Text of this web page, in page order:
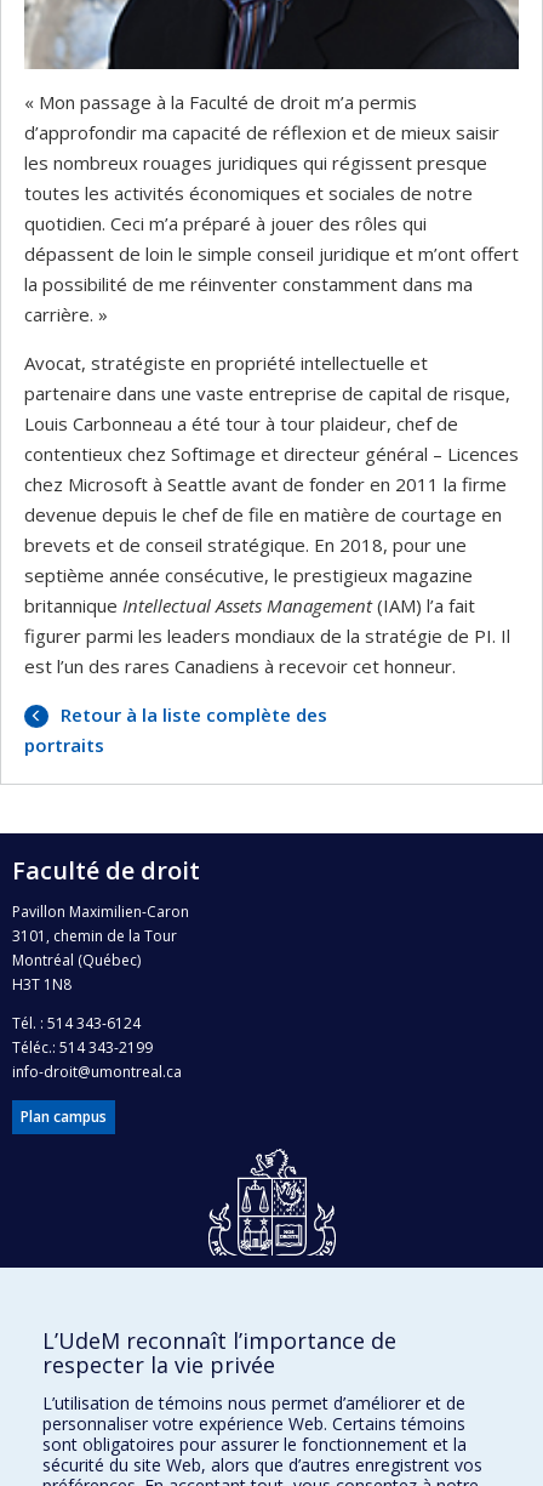
« Mon passage à la Faculté de droit m’a permis
d’approfondir ma capacité de réflexion et de mieux saisir
les nombreux rouages juridiques qui régissent presque
toutes les activités économiques et sociales de notre
quotidien. Ceci m’a préparé à jouer des rôles qui
dépassent de loin le simple conseil juridique et m’ont offert
la possibilité de me réinventer constamment dans ma
carrière. »
Avocat, stratégiste en propriété intellectuelle et
partenaire dans une vaste entreprise de capital de risque,
Louis Carbonneau a été tour à tour plaideur, chef de
contentieux chez Softimage et directeur général – Licences
chez Microsoft à Seattle avant de fonder en 2011 la firme
devenue depuis le chef de file en matière de courtage en
brevets et de conseil stratégique. En 2018, pour une
septième année consécutive, le prestigieux magazine
britannique Intellectual Assets Management(IAM) l’a fait
figurer parmi les leaders mondiaux de la stratégie de PI. Il
est l’un des rares Canadiens à recevoir cet honneur.
Retour à la liste complète des
portraits
Faculté de droit
Pavillon Maximilien-Caron
3101, chemin de la Tour
Montréal (Québec)
H3T 1N8
Tél. : 514 343-6124
Téléc.: 514 343-2199
info-droit@umontreal.ca
Plan campus
Accès protégé
Facebook|Twitter
LinkedIn|Instagram
L’UdeM reconnaît l’importance de
respecter la vie privée
L’utilisation de témoins nous permet d’améliorer et de
personnaliser votre expérience Web. Certains témoins
sont obligatoires pour assurer le fonctionnement et la
sécurité du site Web, alors que d’autres enregistrent vos